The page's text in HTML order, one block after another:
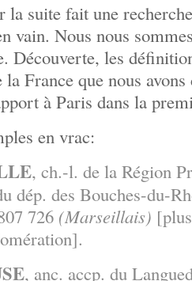
la suite fait une
vain. Nous nous
Découverte, les
France que nous
à Paris dans la
en vrac:
, ch.-l. de la Région
dép. des Bouches-du-
726 (Marseillais)
, anc. accp. du